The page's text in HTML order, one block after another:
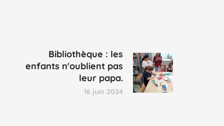
Bibliothèque : les
enfants n'oublient pas
leur papa.
16 juin 2024